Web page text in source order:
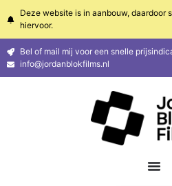
Deze website is in aanbouw, daardoor
hiervoor.
Bel of mail mij voor een snelle
info@jordanblokfilms.nl